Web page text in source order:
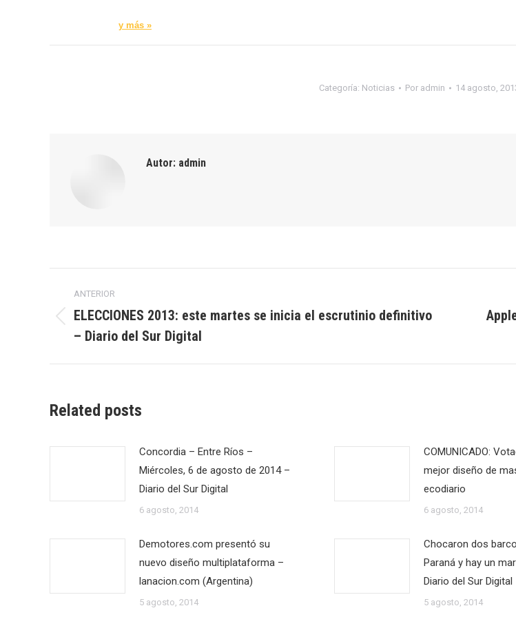
y más »
Categoría: Noticias Por admin 14 agosto,
Autor: admin
entre
publicaciones
ANTERIOR
Publicación
anterior:
ELECCIONES 2013: este martes se inicia el escrutinio definitivo
– Diario del Sur Digital
Related posts
Concordia – Entre Ríos –
Miércoles, 6 de agosto de 2014 –
Diario del Sur Digital
6 agosto, 2014
COMUNICADO:
mejor diseño de
ecodiario
6 agosto, 2014
Demotores.com presentó su
nuevo diseño multiplataforma –
lanacion.com (Argentina)
5 agosto, 2014
Chocaron dos
Paraná y hay un
Diario del Sur Digital
5 agosto, 2014